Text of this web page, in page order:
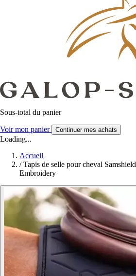
Sous-total du panier
Voir mon panier Continuer mes achats
Loading...
Accueil
/ Tapis de selle pour cheval
Embroidery